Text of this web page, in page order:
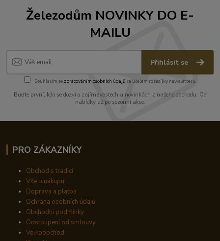
Železodům NOVINKY DO E-
MAILU
Přihlásit se
Souhlasím se zpracováním osobních údajůza účelem rozesílky newsletteru.
Buďte první, kdo se dozví o zajímavostech a novinkách z našeho obchodu. Od
nabídky až po sezónní akce.
PRO ZÁKAZNÍKY
Obchod s tradicí
Vše o nákupu
Doprava a platba
Ochrana osobních údajů
Obchodní podmínky
Odstoupení od smlouvy
Velkoobchod